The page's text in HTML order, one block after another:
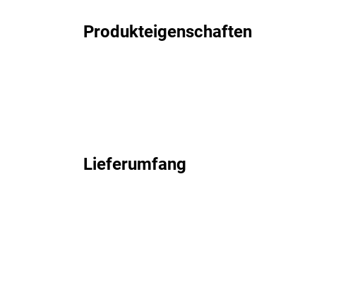
Produkteigenschaften
Lieferumfang